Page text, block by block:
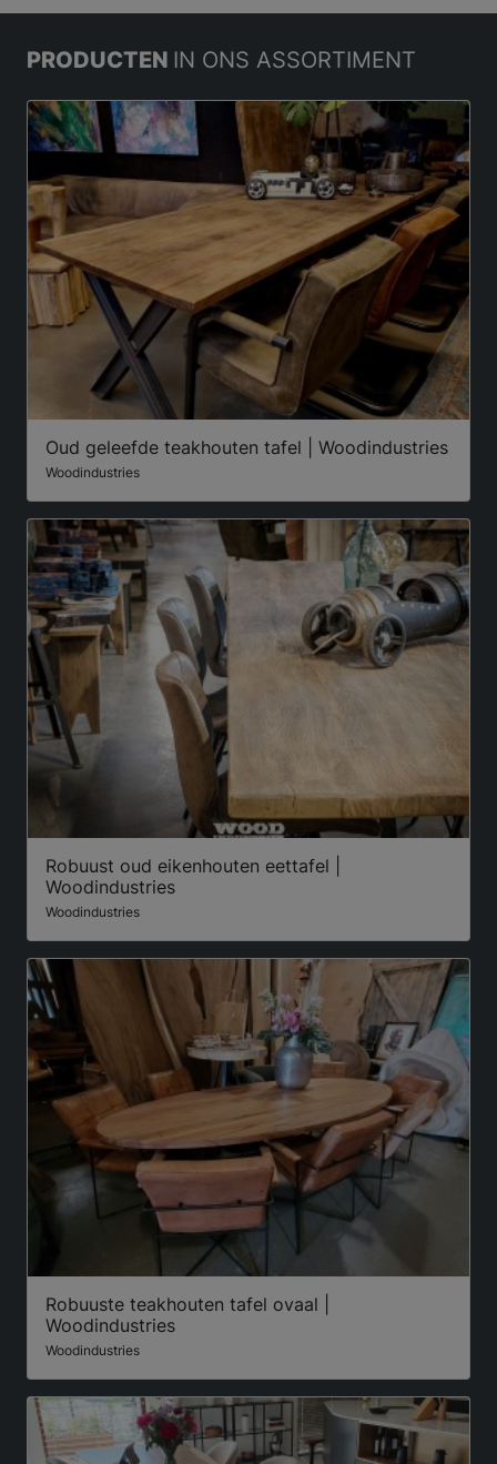
PRODUCTEN IN ONS ASSORTIMENT
Oud geleefde teakhouten tafel | Woodindustries
Woodindustries
Robuust oud eikenhouten eettafel |
Woodindustries
Woodindustries
Robuuste teakhouten tafel ovaal |
Woodindustries
Woodindustries